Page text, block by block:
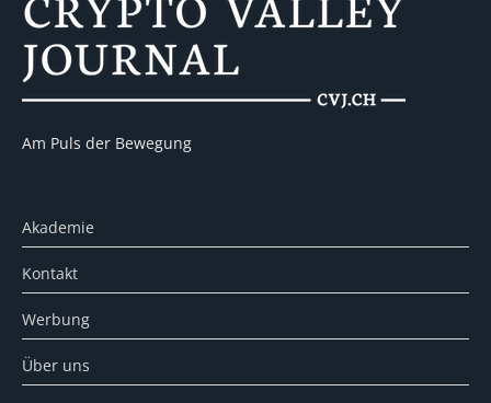
Am Puls der Bewegung
Akademie
Kontakt
Werbung
Über uns